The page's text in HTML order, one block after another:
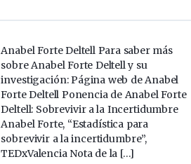
Anabel Forte Deltell Para saber más
sobre Anabel Forte Deltell y su
investigación: Página web de Anabel
Forte Deltell Ponencia de Anabel Forte
Deltell: Sobrevivir a la Incertidumbre
Anabel Forte, “Estadística para
sobrevivir a la incertidumbre”,
TEDxValencia Nota de la […]